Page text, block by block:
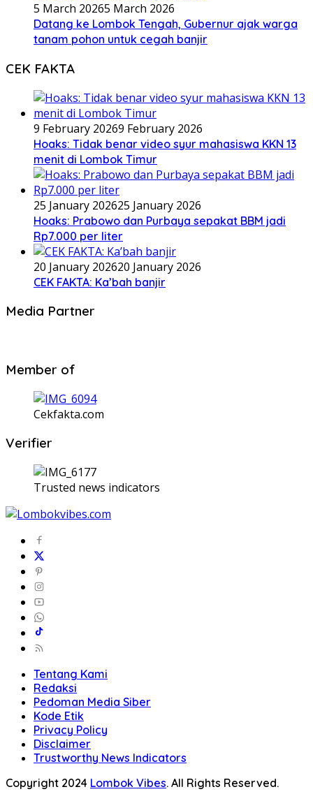
5 March 20265 March 2026
Datang ke Lombok Tengah, Gubernur ajak warga
tanam pohon untuk cegah banjir
CEK FAKTA
9 February 20269 February 2026
Hoaks: Tidak benar video syur mahasiswa KKN 13
menit di Lombok Timur
25 January 202625 January 2026
Hoaks: Prabowo dan Purbaya sepakat BBM jadi
Rp7.000 per liter
20 January 202620 January 2026
CEK FAKTA: Ka’bah banjir
Media Partner
Member of
Cekfakta.com
Verifier
Trusted news indicators
Tentang Kami
Redaksi
Pedoman Media Siber
Kode Etik
Privacy Policy
Disclaimer
Trustworthy News Indicators
Copyright 2024 Lombok Vibes. All Rights Reserved.